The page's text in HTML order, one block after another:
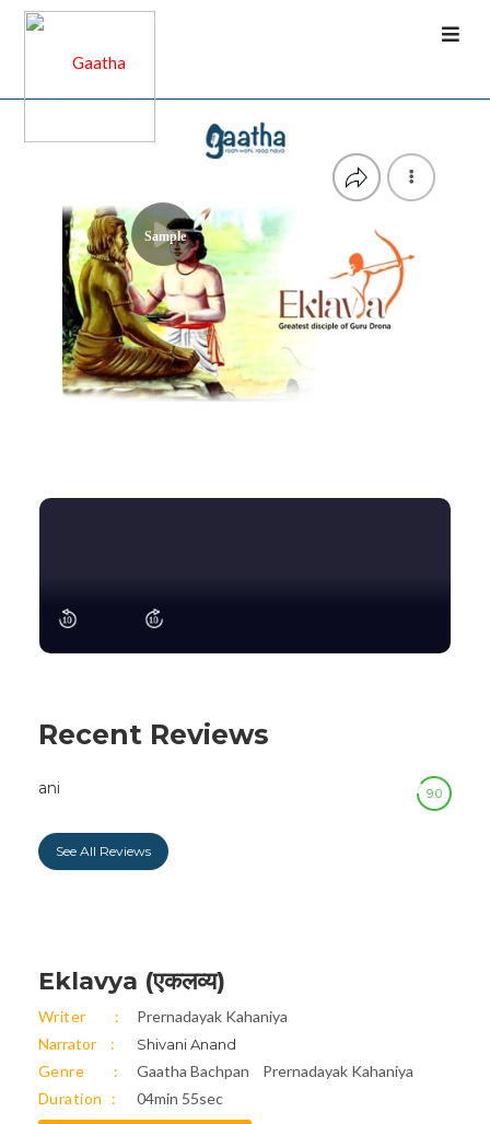
Sample
Recent Reviews
9.0
ani
See All Reviews
Eklavya (एकलव्य)
Writer
Prernadayak Kahaniya
Narrator
Shivani Anand
Genre Gaatha Bachpan
Prernadayak Kahaniya
Duration
04min 55sec